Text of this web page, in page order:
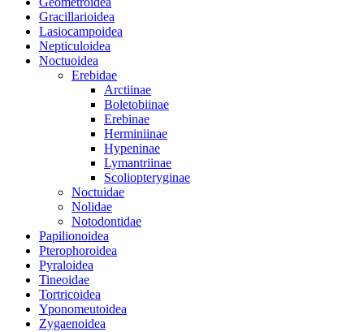
Gracillarioidea
Lasiocampoidea
Nepticuloidea
Noctuoidea
Erebidae
Arctiinae
Boletobiinae
Erebinae
Herminiinae
Hypeninae
Lymantriinae
Scoliopteryginae
Noctuidae
Nolidae
Notodontidae
Papilionoidea
Pterophoroidea
Pyraloidea
Tineoidae
Tortricoidea
Yponomeutoidea
Zygaenoidea